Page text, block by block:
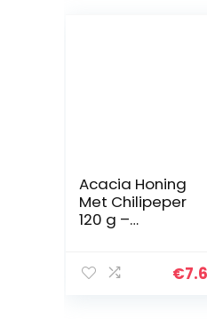
Acacia Honing
Met Chilipeper
120 g –
kazen –
€